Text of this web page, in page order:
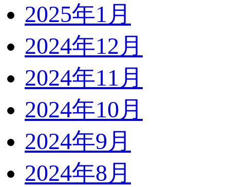
2025年1月
2024年12月
2024年11月
2024年10月
2024年9月
2024年8月